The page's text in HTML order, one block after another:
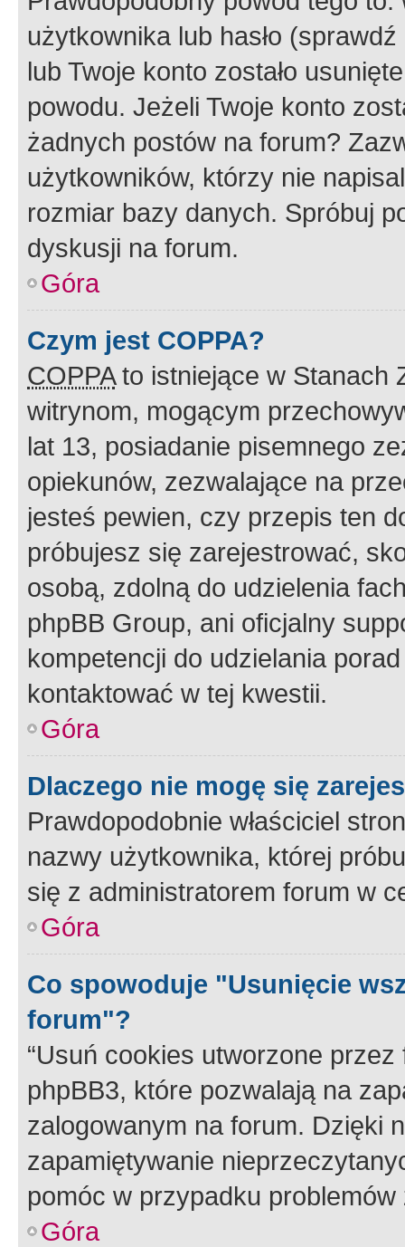
użytkownika lub hasło
lub Twoje konto zostało
powodu. Jeżeli Twoje konto
żadnych postów na forum?
użytkowników, którzy nie
rozmiar bazy danych. Spróbuj
dyskusji na forum.
Góra
Czym jest COPPA?
COPPAto istniejące w Stanach
witrynom, mogącym
lat 13, posiadanie pisemnego
opiekunów, zezwalające na
jesteś pewien, czy przepis ten
próbujesz się zarejestrować,
osobą, zdolną do udzielenia
phpBB Group, ani oficjalny
kompetencji do udzielania
kontaktować w tej kwestii.
Góra
Dlaczego nie mogę się
Prawdopodobnie właściciel
nazwy użytkownika, której
się z administratorem forum w
Góra
Co spowoduje "Usunięcie
forum"?
“Usuń cookies utworzone
phpBB3, które pozwalają na
zalogowanym na forum. Dzięki
zapamiętywanie
pomóc w przypadku
Góra